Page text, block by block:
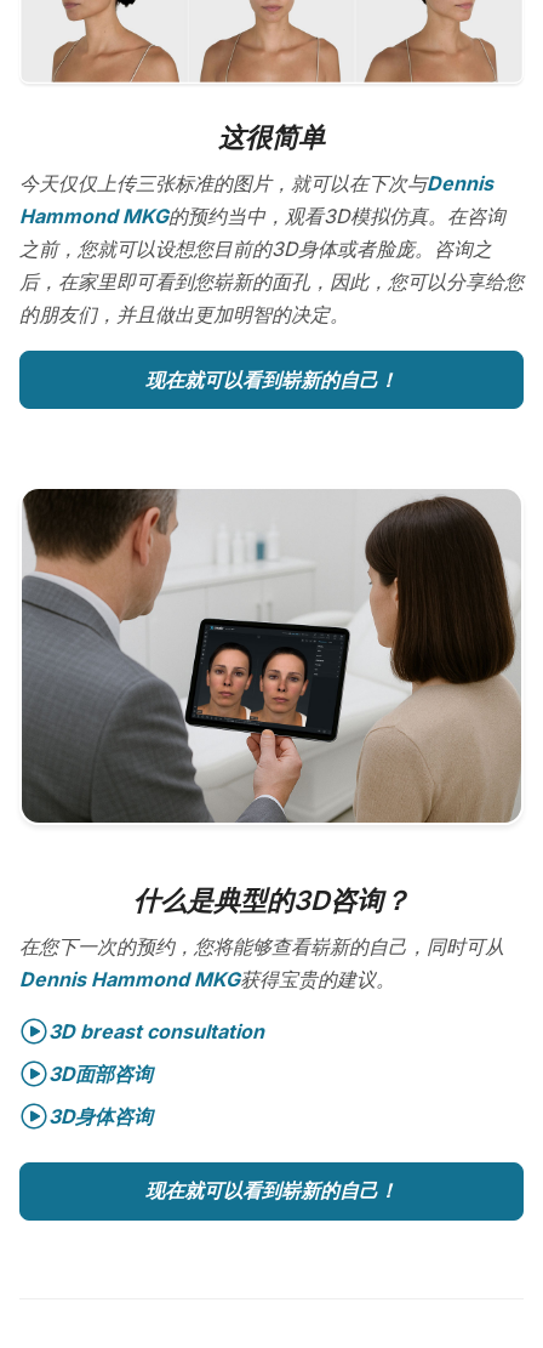
这很简单
今天仅仅上传三张标准的图片，就可以在下次与Dennis
Hammond MKG的预约当中，观看3D模拟仿真。在咨询
之前，您就可以设想您目前的3D身体或者脸庞。咨询之
后，在家里即可看到您崭新的面孔，因此，您可以分享给您
的朋友们，并且做出更加明智的决定。
现在就可以看到崭新的自己！
什么是典型的3D咨询？
在您下一次的预约，您将能够查看崭新的自己，同时可从
Dennis Hammond MKG获得宝贵的建议。
3D breast consultation
3D面部咨询
3D身体咨询
现在就可以看到崭新的自己！